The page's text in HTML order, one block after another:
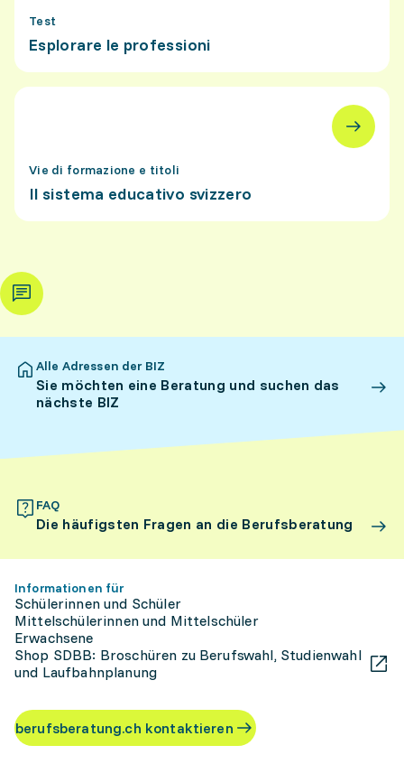
Test
Esplorare le professioni
Vie di formazione e titoli
Il sistema educativo svizzero
Alle Adressen der BIZ
Sie möchten eine Beratung und suchen das
nächste BIZ
FAQ
Die häufigsten Fragen an die Berufsberatung
Informationen für
Schülerinnen und Schüler
Mittelschülerinnen und Mittelschüler
Erwachsene
Shop SDBB: Broschüren zu Berufswahl, Studienwahl
und Laufbahnplanung
berufsberatung.ch kontaktieren